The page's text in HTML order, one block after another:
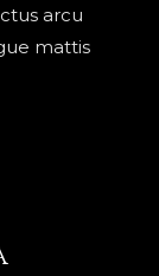
arcu
mattis